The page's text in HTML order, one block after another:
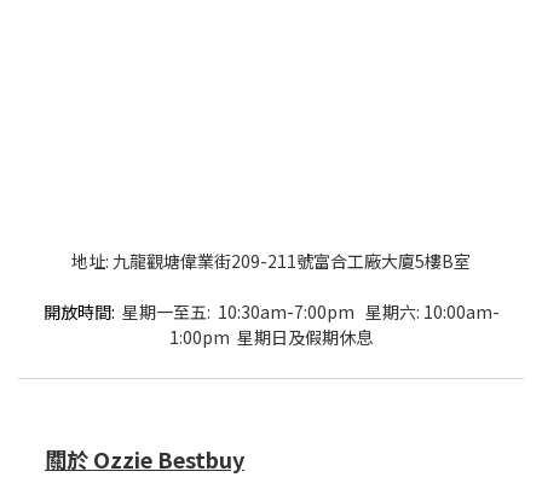
地址: 九龍觀塘偉業街209-211號富合工廠大廈5樓B室
開放時間: 星期一至五: 10:30am-7:00pm 星期六: 10:00am-
1:00pm 星期日及假期休息
關於 Ozzie Bestbuy